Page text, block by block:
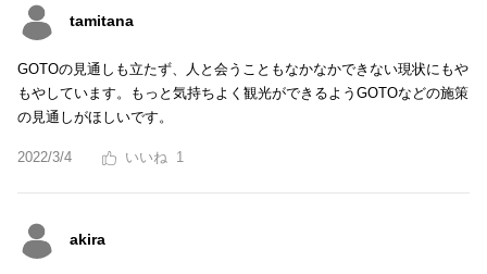
tamitana
GOTOの見通しも立たず、人と会うこともなかなかできない現状にもや
もやしています。もっと気持ちよく観光ができるようGOTOなどの施策
の見通しがほしいです。
2022/3/4 1
akira